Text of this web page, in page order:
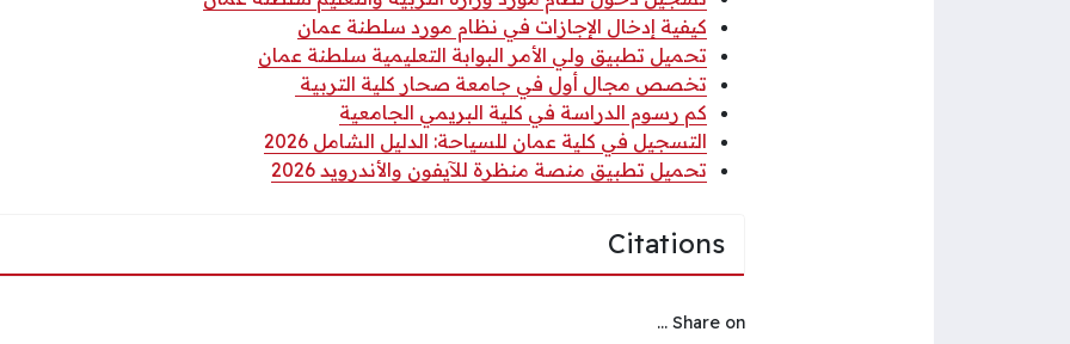
كيفية إدخال الإجازات في نظام مورد سلطنة عمان
تحميل تطبيق ولي الأمر البوابة التعليمية سلطنة عمان
تخصص مجال أول في جامعة صحار كلية التربية
كم رسوم الدراسة في كلية البريمي الجامعية
التسجيل في كلية عمان للسياحة: الدليل الشامل 2026
تحميل تطبيق منصة منظرة للآيفون والأندرويد 2026
Citations
Share on ...